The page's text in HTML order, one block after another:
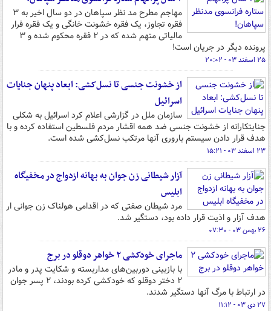
مهاجم مطرح مد نظر سپاهان در دو سال اخیر به ۳
فقره تجاوز، یک فقره خشونت خانگی و یک فقره فرار
مالیاتی متهم شده که در ۲ فقره محکوم شده و ۳
پرونده دیگر در جریان است!
۲۵ اسفند ۰۳ - ۲۰:۰۲
از خشونت جنسی تا نسل‌کشی: ابعاد پنهان جنایات
اسرائیل
سازمان ملل در گزارشی اعلام کرد اسرائیل به شکلی
جنایتکارانه از خشونت جنسی ضد همه اقشار مردم فلسطین استفاده کرده و با
هدف قرار دادن سیستم باروری آنها مرتکب نسل‌کشی شده است.
۲۳ اسفند ۰۳ - ۱۵:۲۱
آزار شیطانی زن جوان به بهانه ازدواج در مخفیگاه
ابلیس
مرد شیطان صفتی که در اقدامی هولناک زن جوانی ار
هدف آزار و اذیت قرار داده بود، دستگیر شد.
۲۶ بهمن ۰۳ - ۰۷:۳۰
ماجرای خودکشی ۲ خواهر دوقلو در برج
با بازبینی دوربین‌های مداربسته و شکایت پدر و مادر
۲ دختر دوقلو که خودکشی کرده بودند، ۲ پسر جوان
در ارتباط با مرگ آنها دستگیر شدند.
۲۷ دی ۰۳ - ۱۱:۱۲